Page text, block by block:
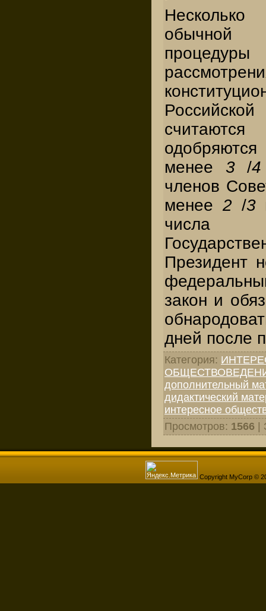
обычной
менее 3/4
членов
менее 2/3
числа
Президент
закон и
дней после
Категория:
дополнительный
дидактический
интересное
Просмотров: 1566 |
Copyright MyCorp ©